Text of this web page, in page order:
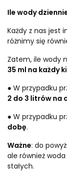
Ile wody
Każdy z nas jest
różnimy się
Zatem, ile wody
35 ml na każdy
● W przypadku
2 do 3 litrów na
● W przypadku
dobę.
Ważne: do
ale również
stałych.